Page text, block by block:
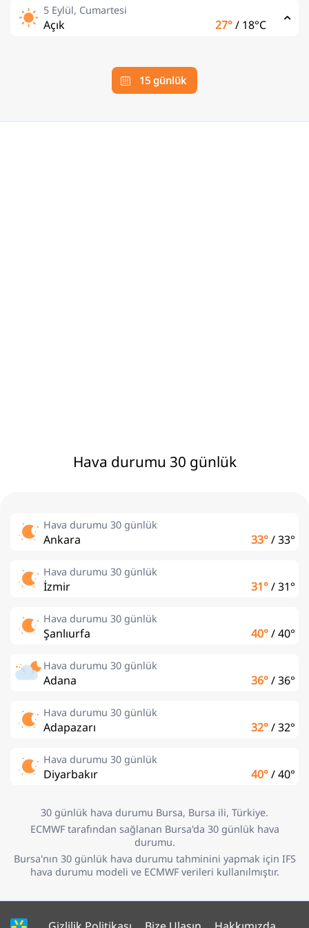
5 Eylül, Cumartesi
Açık 27°/ 18°C
15 günlük
Hava durumu 30 günlük
Hava durumu 30 günlük
Ankara 33°/33°
Hava durumu 30 günlük
İzmir 31°/31°
Hava durumu 30 günlük
Şanlıurfa 40°/40°
Hava durumu 30 günlük
Adana 36°/36°
Hava durumu 30 günlük
Adapazarı 32°/32°
Hava durumu 30 günlük
Diyarbakır 40°/40°
30 günlük hava durumu Bursa, Bursa ili, Türkiye.
ECMWF tarafından sağlanan Bursa'da 30 günlük hava
durumu.
Bursa'nın 30 günlük hava durumu tahminini yapmak için IFS
hava durumu modeli ve ECMWF verileri kullanılmıştır.